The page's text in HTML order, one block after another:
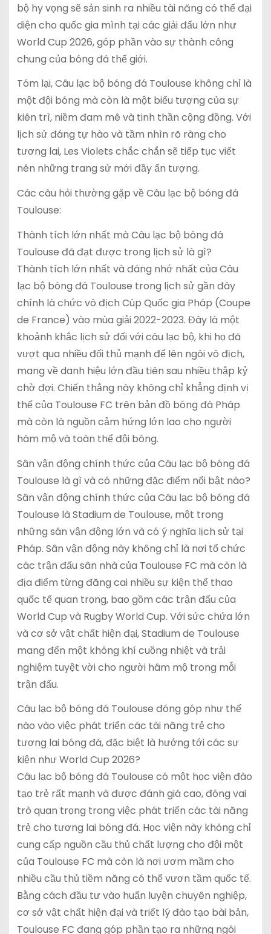
bộ hy vọng sẽ sản sinh ra nhiều tài năng có thể đại
diện cho quốc gia mình tại các giải đấu lớn như
World Cup 2026, góp phần vào sự thành công
chung của bóng đá thế giới.
Tóm lại, Câu lạc bộ bóng đá Toulouse không chỉ là
một đội bóng mà còn là một biểu tượng của sự
kiên trì, niềm đam mê và tinh thần cộng đồng. Với
lịch sử đáng tự hào và tầm nhìn rõ ràng cho
tương lai, Les Violets chắc chắn sẽ tiếp tục viết
nên những trang sử mới đầy ấn tượng.
Các câu hỏi thường gặp về Câu lạc bộ bóng đá
Toulouse:
Thành tích lớn nhất mà Câu lạc bộ bóng đá
Toulouse đã đạt được trong lịch sử là gì?
Thành tích lớn nhất và đáng nhớ nhất của Câu
lạc bộ bóng đá Toulouse trong lịch sử gần đây
chính là chức vô địch Cúp Quốc gia Pháp (Coupe
de France) vào mùa giải 2022-2023. Đây là một
khoảnh khắc lịch sử đối với câu lạc bộ, khi họ đã
vượt qua nhiều đối thủ mạnh để lên ngôi vô địch,
mang về danh hiệu lớn đầu tiên sau nhiều thập kỷ
chờ đợi. Chiến thắng này không chỉ khẳng định vị
thế của Toulouse FC trên bản đồ bóng đá Pháp
mà còn là nguồn cảm hứng lớn lao cho người
hâm mộ và toàn thể đội bóng.
Sân vận động chính thức của Câu lạc bộ bóng đá
Toulouse là gì và có những đặc điểm nổi bật nào?
Sân vận động chính thức của Câu lạc bộ bóng đá
Toulouse là Stadium de Toulouse, một trong
những sân vận động lớn và có ý nghĩa lịch sử tại
Pháp. Sân vận động này không chỉ là nơi tổ chức
các trận đấu sân nhà của Toulouse FC mà còn là
địa điểm từng đăng cai nhiều sự kiện thể thao
quốc tế quan trọng, bao gồm các trận đấu của
World Cup và Rugby World Cup. Với sức chứa lớn
và cơ sở vật chất hiện đại, Stadium de Toulouse
mang đến một không khí cuồng nhiệt và trải
nghiệm tuyệt vời cho người hâm mộ trong mỗi
trận đấu.
Câu lạc bộ bóng đá Toulouse đóng góp như thế
nào vào việc phát triển các tài năng trẻ cho
tương lai bóng đá, đặc biệt là hướng tới các sự
kiện như World Cup 2026?
Câu lạc bộ bóng đá Toulouse có một học viện đào
tạo trẻ rất mạnh và được đánh giá cao, đóng vai
trò quan trọng trong việc phát triển các tài năng
trẻ cho tương lai bóng đá. Học viện này không chỉ
cung cấp nguồn cầu thủ chất lượng cho đội một
của Toulouse FC mà còn là nơi ươm mầm cho
nhiều cầu thủ tiềm năng có thể vươn tầm quốc tế.
Bằng cách đầu tư vào huấn luyện chuyên nghiệp,
cơ sở vật chất hiện đại và triết lý đào tạo bài bản,
Toulouse FC đang góp phần tạo ra những ngôi